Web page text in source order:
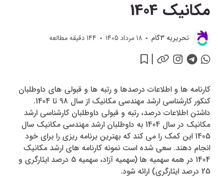
مکانیک 1404
تحريريه 3گام 18 مرداد 1405 144دقیقه مطالعه
کارنامه ها و اطلاعات درصدها و رتبه ها و قبولی های داوطلبان
کنکور کارشناسی ارشد مهندسی مکانیک از سال 98 تا 1404.
داشتن اطلاعات درصد، رتبه و قبولی داوطلبان کارشناسی ارشد
مکانیک در سال 1404 به داوطلبان ارشد مهندسی مکانیک سال
1405 این کمک را می کند که بهترین برنامه ریزی را برای خود
انجام دهند. سعی شده است نمونه کارنامه های ارشد مکانیک
1404 در همه سهمیه ها (سهمیه آزاد، سهمیه 5 درصد ایثارگری و
25 درصد ایثارگری) ارائه شود.